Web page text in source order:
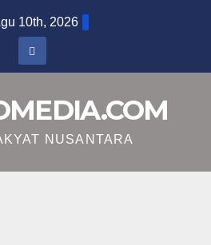
10th, 2026
NUSANTARA